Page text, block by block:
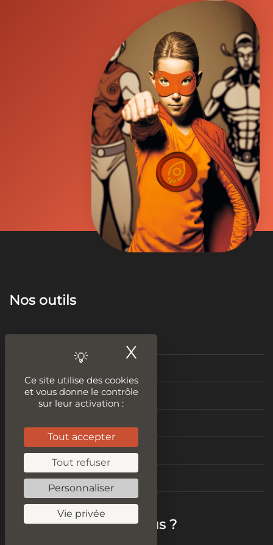
Nos outils
Améliorer son contenu
Vitesse de chargement
Test Mobile Friendly
Mais qui sommes-nous ?
Ce site utilise des cookies
et vous donne le contrôle
sur leur activation :
Tout accepter
Tout refuser
Personnaliser
Vie privée
X